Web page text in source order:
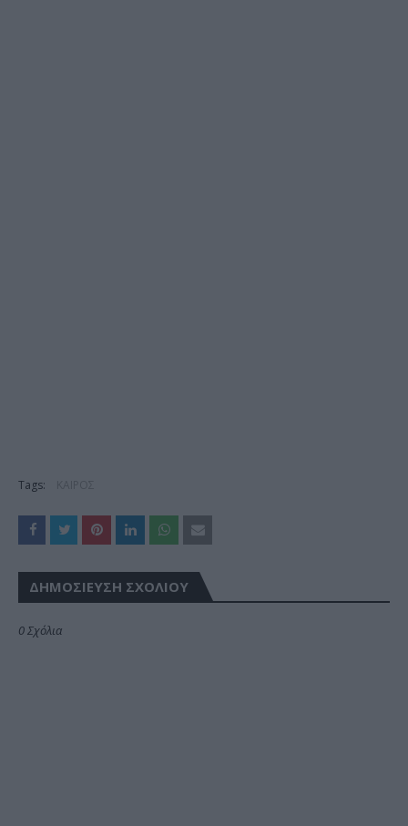
Tags:
ΔΗΜΟΣΊΕΥΣΗ ΣΧΟΛΊΟΥ
0 Σχόλια